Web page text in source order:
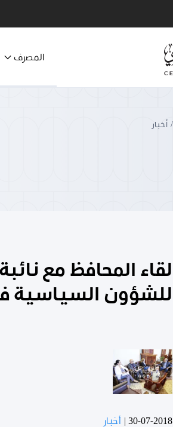
المصرف
أخبار
لقاء المحافظ مع
للشؤون السياسية
30-07-2018 أخبار